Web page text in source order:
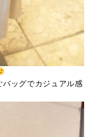
ッグでカジュアル感